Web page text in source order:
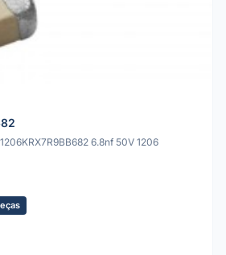
6.8nf 50V 1206